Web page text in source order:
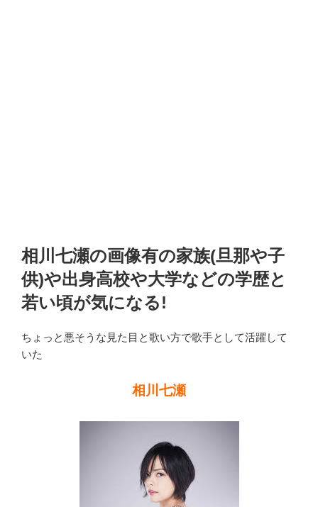
相川七瀬の画像有の家族(旦那や子
供)や出身高校や大学などの学歴と
若い頃が気になる!
ちょっと悪そうな見た目と歌い方で歌手として活躍して
いた
相川七瀬